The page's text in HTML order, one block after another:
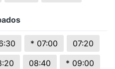
* 07:00
07:20
08:40
* 09:00